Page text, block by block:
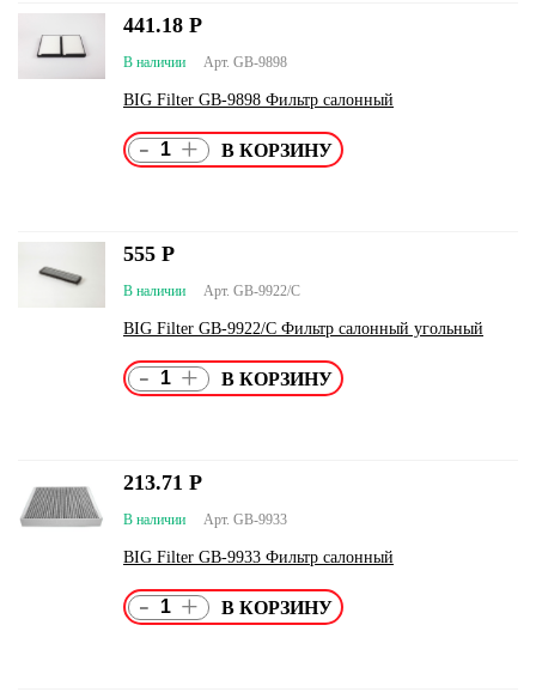
Арт. GB-9898
В наличии
BIG Filter GB-9898 Фильтр салонный
441.18 Р
- +
Арт. GB-9922/C
В наличии
BIG Filter GB-9922/C Фильтр салонный угольный
555 Р
- +
Арт. GB-9933
В наличии
BIG Filter GB-9933 Фильтр салонный
213.71 Р
- +